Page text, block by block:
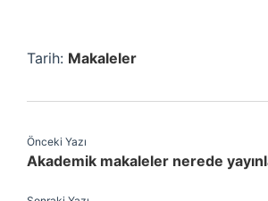
Tarih: Makaleler
Önceki Yazı
Akademik makaleler nerede